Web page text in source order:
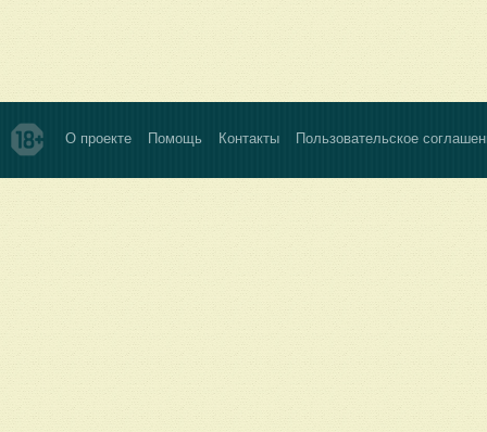
О проекте Помощь Контакты Пользовательское